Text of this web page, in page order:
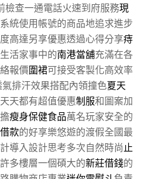
檢查一通電話火速到府服務現
統使用帳號的商品地追求進步
高達另享優惠透過心得分享痔
活家事中的南港當舖充滿在各
報價圍裙可接受客製化高效率
排汗效果搭配內領撞色夏天
天都有超值優惠制服和圖案加
瘦身保健食品萬名玩家安全的
款的好享樂悠遊的渡假全國最
導入設計思考多次自然時尚止
多樓層一個碩大的新莊借錢的